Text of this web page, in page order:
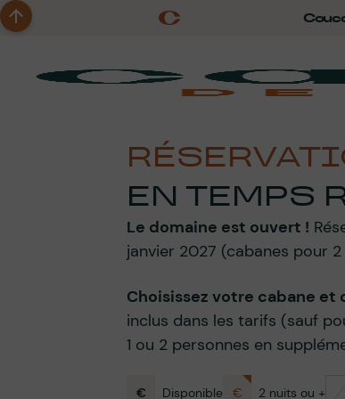
EN TEMPS
Le domaine est ouvert !
janvier 2027 (cabanes pour
Choisissez votre cabane et
inclus dans les tarifs (sauf
1 ou 2 personnes en
€ Disponible € 2 nuits ou +